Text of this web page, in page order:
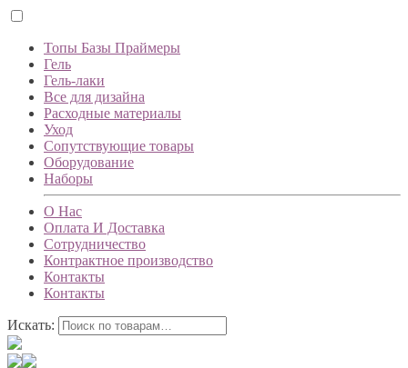
Топы Базы Праймеры
Гель
Гель-лаки
Все для дизайна
Расходные материалы
Уход
Сопутствующие товары
Оборудование
Наборы
О Нас
Оплата И Доставка
Сотрудничество
Контрактное производство
Контакты
Контакты
Искать: